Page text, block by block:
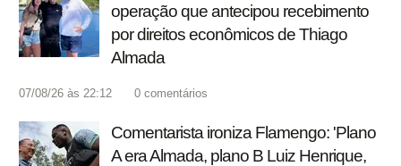
operação que antecipou recebimento
por direitos econômicos de Thiago
Almada
07/08/26 às 22:12 0 comentários
Comentarista ironiza Flamengo: 'Plano
A era Almada, plano B Luiz Henrique,